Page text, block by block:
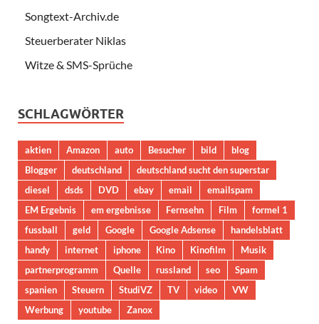
Songtext-Archiv.de
Steuerberater Niklas
Witze & SMS-Sprüche
SCHLAGWÖRTER
aktien Amazon auto Besucher bild
blog
Blogger
deutschland
deutschland sucht den superstar
diesel
dsds DVD ebay email
emailspam
EM Ergebnis
em ergebnisse Fernsehn Film
formel 1
fussball
geld Google Google Adsense
handelsblatt
handy
internet iphone Kino Kinofilm
Musik
partnerprogramm
Quelle russland seo
Spam
spanien
Steuern StudiVZ TV video
VW
Werbung
youtube Zanox